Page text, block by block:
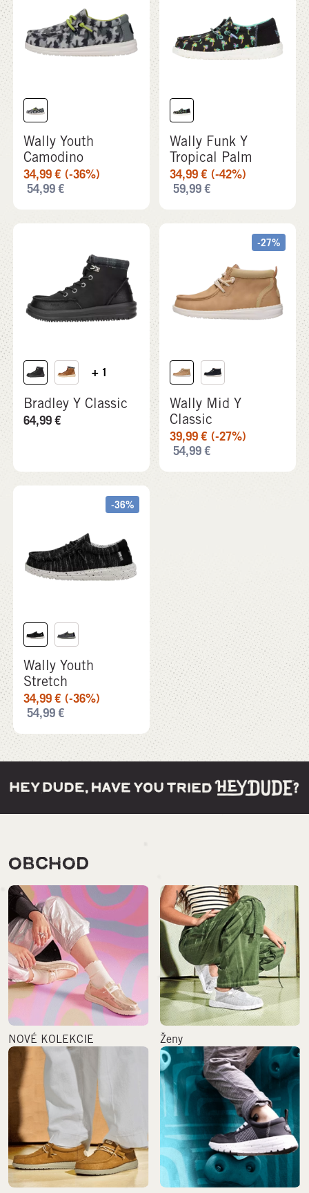
Wally Youth
Camodino
34,99€ (-36%)
54,99€
Wally Funk Y
Tropical Palm
34,99€ (-42%)
59,99€
+ 1
Bradley Y Classic
64,99€
-27%
Wally Mid Y
Classic
39,99€ (-27%)
54,99€
-36%
Wally Youth
Stretch
34,99€ (-36%)
54,99€
OBCHOD
NOVÉ KOLEKCIE Ženy